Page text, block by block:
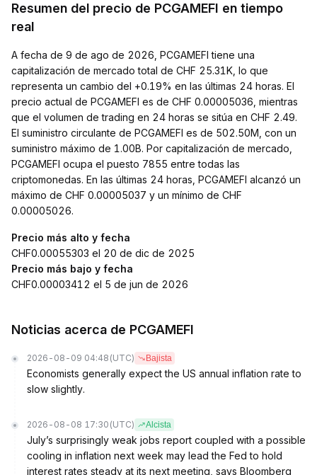
Resumen del precio de PCGAMEFI en tiempo
real
A fecha de 9 de ago de 2026, PCGAMEFI tiene una
capitalización de mercado total de CHF 25.31K, lo que
representa un cambio del +0.19% en las últimas 24 horas. El
precio actual de PCGAMEFI es de CHF 0.00005036, mientras
que el volumen de trading en 24 horas se sitúa en CHF 2.49.
El suministro circulante de PCGAMEFI es de 502.50M, con un
suministro máximo de 1.00B. Por capitalización de mercado,
PCGAMEFI ocupa el puesto 7855 entre todas las
criptomonedas. En las últimas 24 horas, PCGAMEFI alcanzó un
máximo de CHF 0.00005037 y un mínimo de CHF
0.00005026.
Precio más alto y fecha
CHF0.00055303 el 20 de dic de 2025
Precio más bajo y fecha
CHF0.00003412 el 5 de jun de 2026
Noticias acerca de PCGAMEFI
2026-08-09 04:48 (UTC) Bajista
Economists generally expect the US annual inflation rate to
slow slightly.
2026-08-08 17:30 (UTC) Alcista
July’s surprisingly weak jobs report coupled with a possible
cooling in inflation next week may lead the Fed to hold
interest rates steady at its next meeting, says Bloomberg